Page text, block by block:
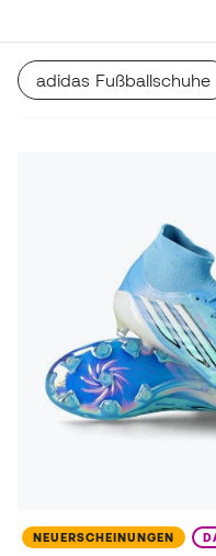
adidas Fußballschuhe
NEUERSCHEINUNGEN